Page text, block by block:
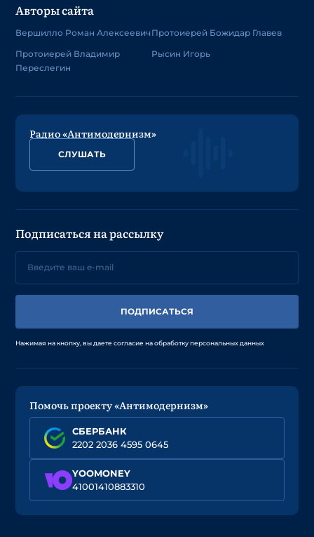
Авторы сайта
Вершилло Роман Алексеевич
Протоиерей Владимир
Переслегин
Протоиерей Божидар Главев
Рысин Игорь
Радио «Антимодернизм»
СЛУШАТЬ
Подписаться на рассылку
ПОДПИСАТЬСЯ
Нажимая на кнопку, вы даете согласие на обработку персональных данных
Помочь проекту «Антимодернизм»
СБЕРБАНК
2202 2036 4595 0645
YOOMONEY
41001410883310